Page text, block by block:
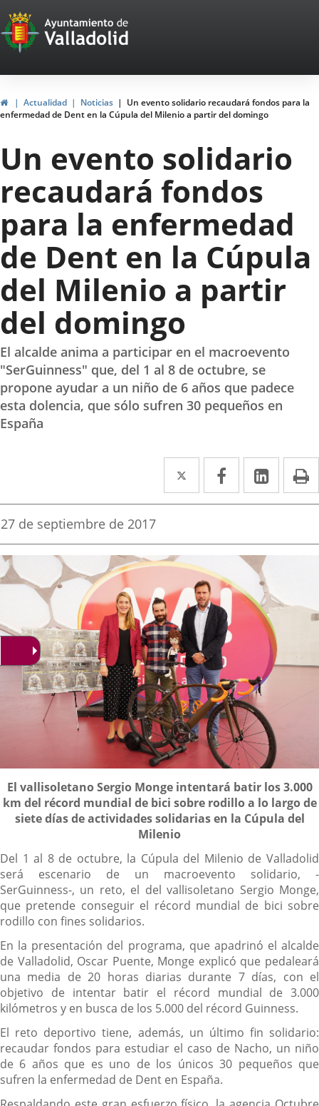
Portal
Web
del
Ayuntamiento
de
Valladolid
InicioActualidad Noticias
Un evento solidario recaudará fondos para la
enfermedad de Dent en la Cúpula del Milenio a partir del domingo
Un evento solidario
recaudará fondos
para la enfermedad
de Dent en la Cúpula
del Milenio a partir
del domingo
El alcalde anima a participar en el macroevento
"SerGuinness" que, del 1 al 8 de octubre, se
propone ayudar a un niño de 6 años que padece
esta dolencia, que sólo sufren 30 pequeños en
España
Twitter
Enlace
a
aplicación
externa.
Facebook
Enlace
a
aplicación
externa.
Enlace
a
Fecha
la
noticia
27 de septiembre de 2017
Descripción
El vallisoletano Sergio Monge intentará batir los 3.000
km del récord mundial de bici sobre rodillo a lo largo de
siete días de actividades solidarias en la Cúpula del
Milenio
Del 1 al 8 de octubre, la Cúpula del Milenio de Valladolid
será escenario de un macroevento solidario, -
SerGuinness-, un reto, el del vallisoletano Sergio Monge,
que pretende conseguir el récord mundial de bici sobre
rodillo con fines solidarios.
En la presentación del programa, que apadrinó el alcalde
de Valladolid, Oscar Puente, Monge explicó que pedaleará
una media de 20 horas diarias durante 7 días, con el
objetivo de intentar batir el récord mundial de 3.000
kilómetros y en busca de los 5.000 del récord Guinness.
El reto deportivo tiene, además, un último fin solidario:
recaudar fondos para estudiar el caso de Nacho, un niño
de 6 años que es uno de los únicos 30 pequeños que
sufren la enfermedad de Dent en España.